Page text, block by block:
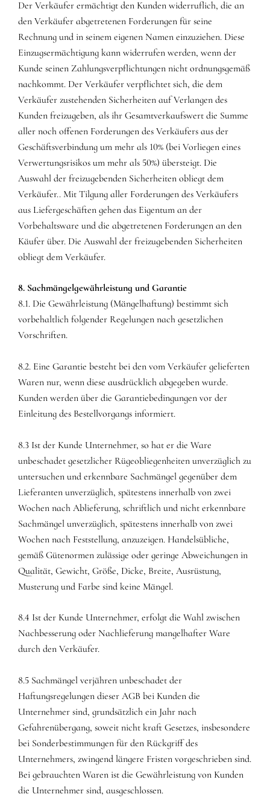
Der Verkäufer ermächtigt den Kunden widerruflich, die an
den Verkäufer abgetretenen Forderungen für seine
Rechnung und in seinem eigenen Namen einzuziehen. Diese
Einzugsermächtigung kann widerrufen werden, wenn der
Kunde seinen Zahlungsverpflichtungen nicht ordnungsgemäß
nachkommt. Der Verkäufer verpflichtet sich, die dem
Verkäufer zustehenden Sicherheiten auf Verlangen des
Kunden freizugeben, als ihr Gesamtverkaufswert die Summe
aller noch offenen Forderungen des Verkäufers aus der
Geschäftsverbindung um mehr als 10% (bei Vorliegen eines
Verwertungsrisikos um mehr als 50%) übersteigt. Die
Auswahl der freizugebenden Sicherheiten obliegt dem
Verkäufer.. Mit Tilgung aller Forderungen des Verkäufers
aus Liefergeschäften gehen das Eigentum an der
Vorbehaltsware und die abgetretenen Forderungen an den
Käufer über. Die Auswahl der freizugebenden Sicherheiten
obliegt dem Verkäufer.
8. Sachmängelgewährleistung und Garantie
8.1. Die Gewährleistung (Mängelhaftung) bestimmt sich
vorbehaltlich folgender Regelungen nach gesetzlichen
Vorschriften.
8.2. Eine Garantie besteht bei den vom Verkäufer gelieferten
Waren nur, wenn diese ausdrücklich abgegeben wurde.
Kunden werden über die Garantiebedingungen vor der
Einleitung des Bestellvorgangs informiert.
8.3 Ist der Kunde Unternehmer, so hat er die Ware
unbeschadet gesetzlicher Rügeobliegenheiten unverzüglich zu
untersuchen und erkennbare Sachmängel gegenüber dem
Lieferanten unverzüglich, spätestens innerhalb von zwei
Wochen nach Ablieferung, schriftlich und nicht erkennbare
Sachmängel unverzüglich, spätestens innerhalb von zwei
Wochen nach Feststellung, anzuzeigen. Handelsübliche,
gemäß Gütenormen zulässige oder geringe Abweichungen in
Qualität, Gewicht, Größe, Dicke, Breite, Ausrüstung,
Musterung und Farbe sind keine Mängel.
8.4 Ist der Kunde Unternehmer, erfolgt die Wahl zwischen
Nachbesserung oder Nachlieferung mangelhafter Ware
durch den Verkäufer.
8.5 Sachmängel verjähren unbeschadet der
Haftungsregelungen dieser AGB bei Kunden die
Unternehmer sind, grundsätzlich ein Jahr nach
Gefahrenübergang, soweit nicht kraft Gesetzes, insbesondere
bei Sonderbestimmungen für den Rückgriff des
Unternehmers, zwingend längere Fristen vorgeschrieben sind.
Bei gebrauchten Waren ist die Gewährleistung von Kunden
die Unternehmer sind, ausgeschlossen.